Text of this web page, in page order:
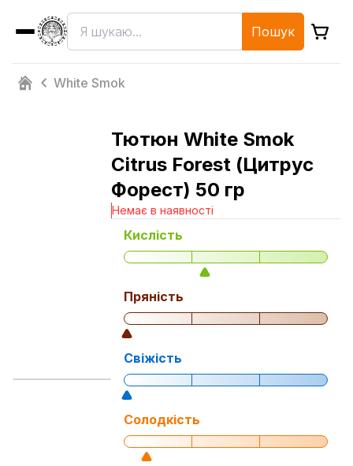
Пошук
White Smok
Тютюн White Smok
Citrus Forest (Цитрус
Форест) 50 гр
Немає в наявності
Кислість
Пряність
Свіжість
Солодкість